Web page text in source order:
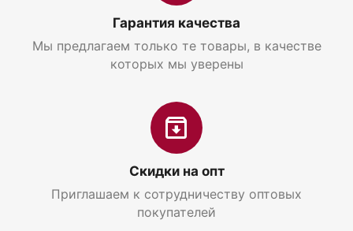
Гарантия качества
Мы предлагаем только те товары, в качестве
которых мы уверены
Скидки на опт
Приглашаем к сотрудничеству оптовых
покупателей